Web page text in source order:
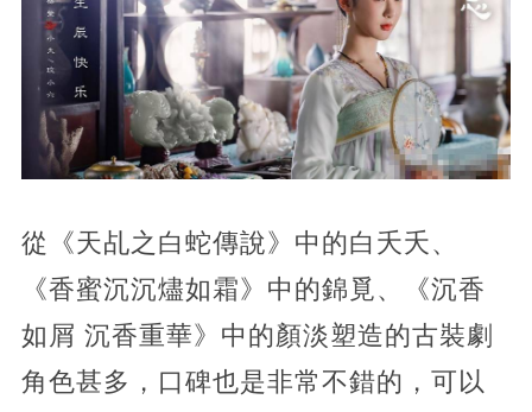
從《天乩之白蛇傳說》中的白夭夭、
《香蜜沉沉燼如霜》中的錦覓、《沉香
如屑 沉香重華》中的顏淡塑造的古裝劇
角色甚多，口碑也是非常不錯的，可以